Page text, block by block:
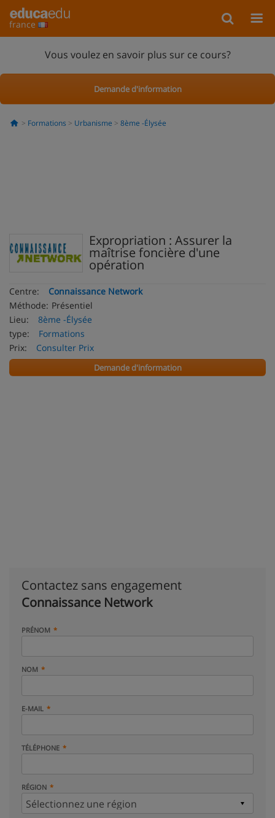
france
Vous voulez en savoir plus sur ce cours?
Demande d'information
Formations Urbanisme 8ème -Élysée
Expropriation : Assurer la
maîtrise foncière d'une
opération
Centre:
Connaissance Network
Méthode: Présentiel
Lieu:
8ème -Élysée
type:
Formations
Prix:
Consulter Prix
Demande d'information
Contactez sans engagement
Connaissance Network
PRÉNOM
NOM
E-MAIL
TÉLÉPHONE
RÉGION